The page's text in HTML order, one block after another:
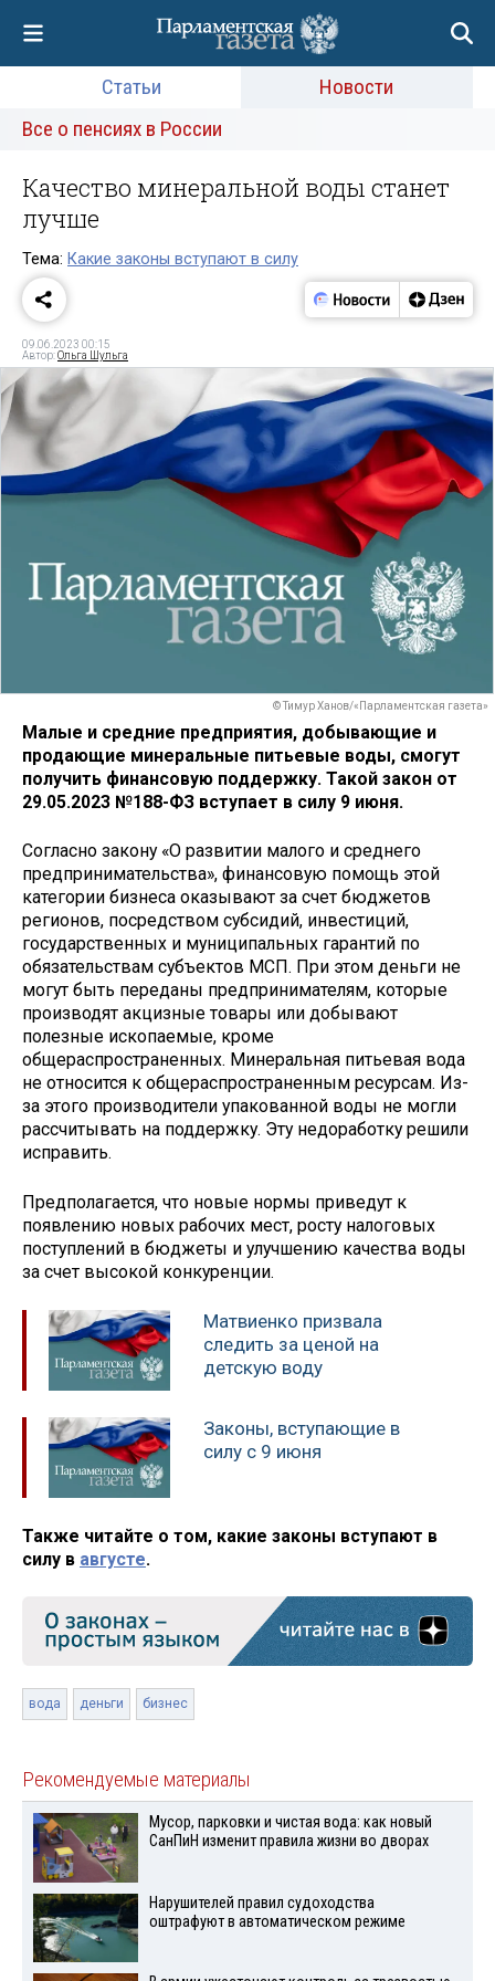
Статьи
Новости
Все о пенсиях в России
Качество минеральной воды станет
лучше
Тема: Какие законы вступают в силу
09.06.2023 00:15
Автор:Ольга Шульга
© Тимур Ханов/«Парламентская газета»
Малые и средние предприятия, добывающие и
продающие минеральные питьевые воды, смогут
получить финансовую поддержку. Такой закон от
29.05.2023 №188-ФЗ вступает в силу 9 июня.
Согласно закону «О развитии малого и среднего
предпринимательства», финансовую помощь этой
категории бизнеса оказывают за счет бюджетов
регионов, посредством субсидий, инвестиций,
государственных и муниципальных гарантий по
обязательствам субъектов МСП. При этом деньги не
могут быть переданы предпринимателям, которые
производят акцизные товары или добывают
полезные ископаемые, кроме
общераспространенных. Минеральная питьевая вода
не относится к общераспространенным ресурсам. Из-
за этого производители упакованной воды не могли
рассчитывать на поддержку. Эту недоработку решили
исправить.
Предполагается, что новые нормы приведут к
появлению новых рабочих мест, росту налоговых
поступлений в бюджеты и улучшению качества воды
за счет высокой конкуренции.
Матвиенко призвала
следить за ценой на
детскую воду
Законы, вступающие в
силу с 9 июня
Также читайте о том, какие законы вступают в
силу в августе.
вода деньги бизнес
Рекомендуемые материалы
Мусор, парковки и чистая вода: как новый
СанПиН изменит правила жизни во дворах
Нарушителей правил судоходства
оштрафуют в автоматическом режиме